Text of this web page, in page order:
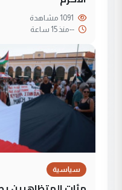
--منذ 15 ساعة
سياسية